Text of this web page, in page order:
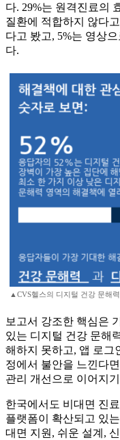
다. 29%는 원격진료의
질환에 적합하지 않다
다고 봤고, 5%는 영상
다.
▲CVS헬스의 디지털 건강 문해
보고서 강조한 핵심은
있는 디지털 건강 문해
해하지 못하고, 앱 로그
정에서 불안을 느낀다
관리 개선으로 이어지
한국에서도 비대면 진
플랫폼이 확산되고 있
대면 지원, 쉬운 설계,